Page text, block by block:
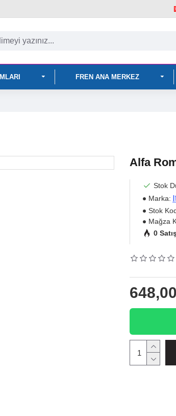
FREN ANA MERKEZ
Alfa
Stok
Marka:
Stok
Mağza
0 Satış